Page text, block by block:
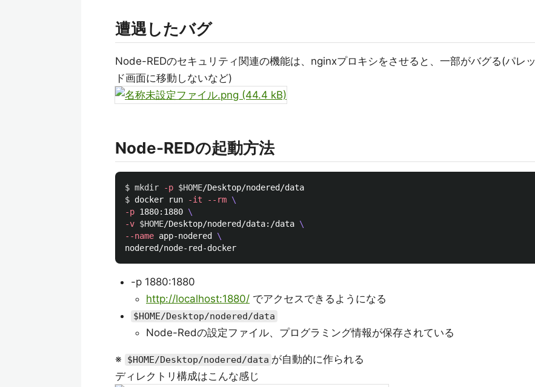
遭遇したバグ
Node-REDのセキュリティ関連の機能は、nginxプロキシをさせると、一部がバグる(パレッ
ド画面に移動しないなど)
Node-REDの起動方法
$ mkdir -p $HOME
$ docker run -it --rm \
-p 1880:1880 \
-v $HOME/Desktop/nodered/data:/data \
--name app-nodered \
-p 1880:1880
http://localhost:1880/ でアクセスできるようになる
$HOME/Desktop/nodered/data
Node-Redの設定ファイル、プログラミング情報が保存されている
※ $HOME/Desktop/nodered/data が自動的に作られる
ディレクトリ構成はこんな感じ